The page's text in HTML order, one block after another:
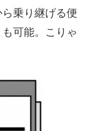
乗り継げる便
可能。こりゃ